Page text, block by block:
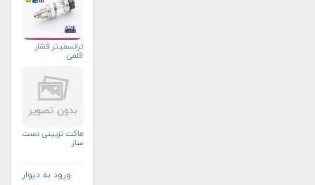
ترانسمیتر فشار
قلمی
ماکت تزیینی دست
ساز
ورود به دیوار